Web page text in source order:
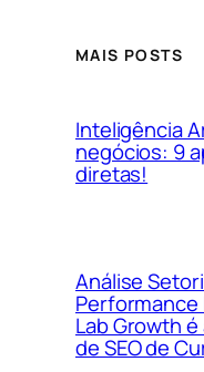
MAIS POSTS
Inteligência
negócios: 9
diretas!
Análise
Performance
Lab Growth
de SEO de